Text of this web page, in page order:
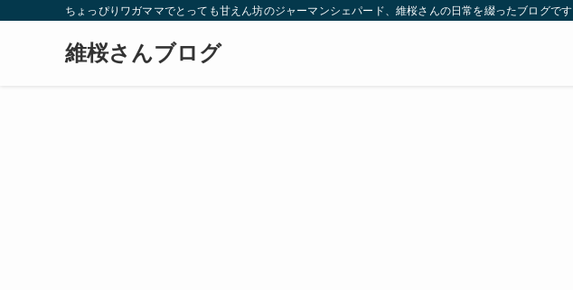
ちょっぴりワガママでとっても甘えん坊のジャーマンシェパード、維桜さんの日常を綴ったブログです
維桜さんブログ